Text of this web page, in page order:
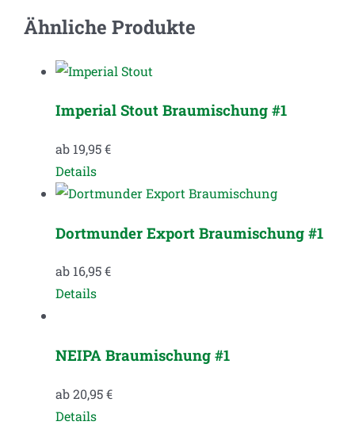
Ähnliche Produkte
Imperial Stout Braumischung #1
ab 19,95€
Dieses
Produkt
mehrere
auf.
Die
können
der
Produktseite
Details
Dortmunder Export Braumischung #1
ab 16,95€
Dieses
mehrere
auf.
Die
Details
NEIPA Braumischung #1
ab20,95€
Dieses
Details